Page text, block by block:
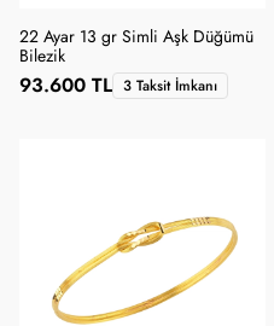
22 Ayar 13 gr Simli Aşk Düğümü
Bilezik
93.600 TL 3 Taksit İmkanı